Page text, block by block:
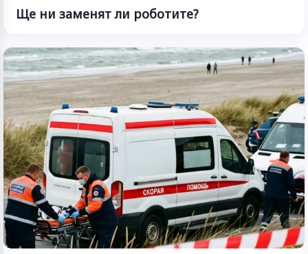
Ще ни заменят ли роботите?